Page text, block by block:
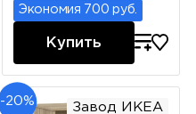
Экономия 700 руб.
Купить
-20% Завод ИКЕА